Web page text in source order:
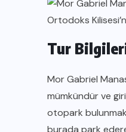
Tur
Mor Gabriel
mümkündür ve
otopark